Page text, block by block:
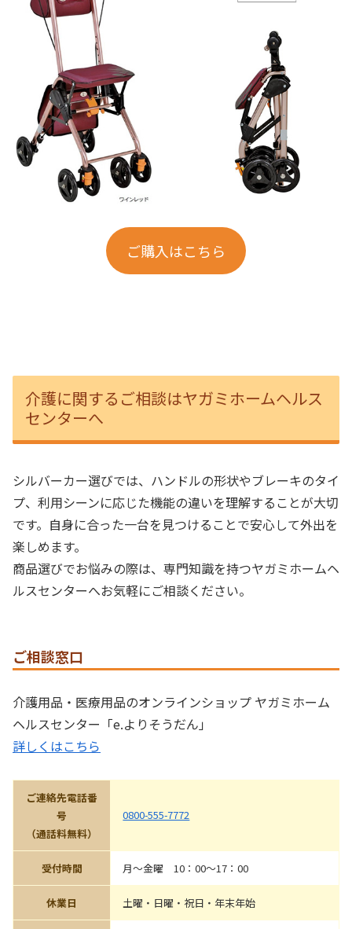
ご購入はこちら
介護に関するご相談はヤガミホームヘルス
センターへ
シルバーカー選びでは、ハンドルの形状やブレーキのタイ
プ、利用シーンに応じた機能の違いを理解することが大切
です。自身に合った一台を見つけることで安心して外出を
楽しめます。
商品選びでお悩みの際は、専門知識を持つヤガミホームヘ
ルスセンターへお気軽にご相談ください。
ご相談窓口
介護用品・医療用品のオンラインショップ ヤガミホーム
ヘルスセンター「e.よりそうだん」
詳しくはこちら
ご連絡先電話番
号
（通話料無料）
0800-555-7772
受付時間 月〜金曜 10：00〜17：00
休業日 土曜・日曜・祝日・年末年始